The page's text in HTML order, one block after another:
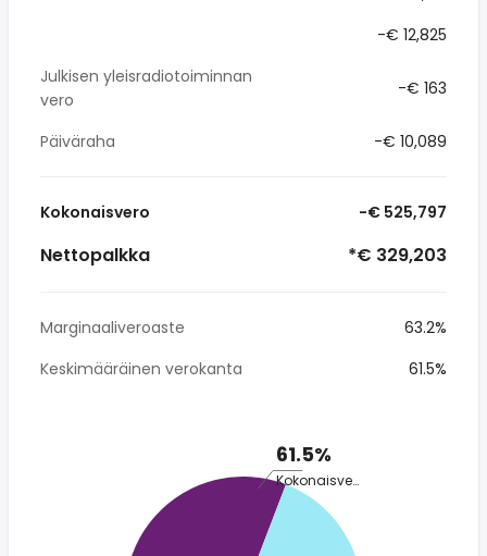
-€ 12,825
Julkisen yleisradiotoiminnan
vero
-€ 163
Päiväraha -€ 10,089
Kokonaisvero -€ 525,797
Nettopalkka *€ 329,203
Marginaaliveroaste
63.2%
Keskimääräinen verokanta
61.5%
61.5%
Kokonaisvero